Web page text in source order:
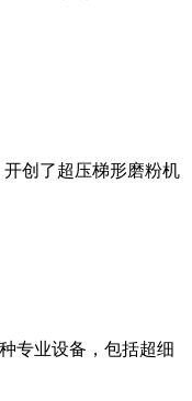
创了超压梯形磨粉机
专业设备，包括超细